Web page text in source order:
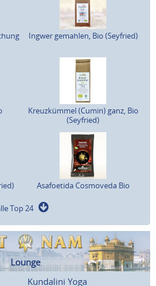
Ingwer gemahlen, Bio (Seyfried)
Kreuzkümmel (Cumin) ganz, Bio
(Seyfried)
Asafoetida Cosmoveda Bio
Top 24
Lounge
Kundalini Yoga